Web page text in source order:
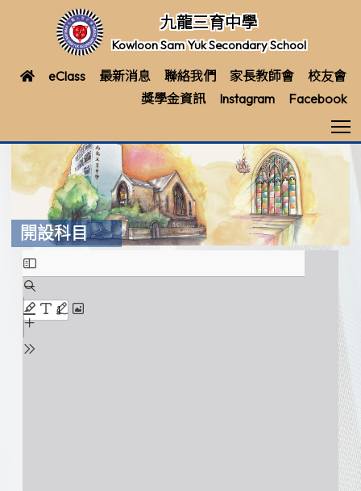
九龍三育中學
Kowloon Sam Yuk Secondary School
eClass 最新消息 聯絡我們 家長教師會
校友會
獎學金資訊
Instagram Facebook
開設科目